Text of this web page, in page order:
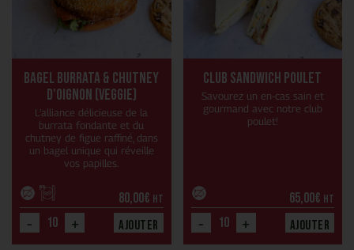
Bagel burrata & chutney
d'oignon (veggie)
L’alliance délicieuse de la
burrata fondante et du
chutney de figue raffiné, dans
un bagel unique qui réveille
vos papilles.
80,00€ HT
- + Ajouter
Club sandwich poulet
Savourez un en-cas sain et
gourmand avec notre club
poulet!
65,00€ HT
- + Ajouter